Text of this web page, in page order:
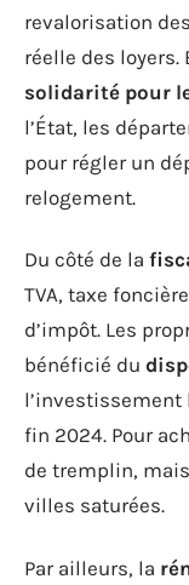
revalorisation
réelle des
solidarité pour
l’État, les
pour régler un
relogement.
Du côté de la
TVA, taxe
d’impôt. Les
bénéficié du
l’investissement
fin 2024. Pour
de tremplin,
villes saturées.
Par ailleurs, la